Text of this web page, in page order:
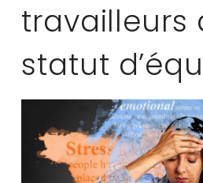
travailleurs
statut